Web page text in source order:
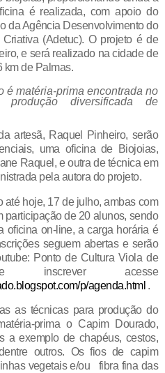
é realizada, com apoio do
da Agência Desenvolvimento do
(Adetuc). O projeto é de
e será realizado na cidade de
km de Palmas.
é matéria-prima encontrada no
diversificada de
artesã, Raquel Pinheiro, serão
uma oficina de Biojoias,
Raquel, e outra de técnica em
pela autora do projeto.
hoje, 17 de julho, ambas com
participação de 20 alunos, sendo
oficina on-line, a carga horária é
seguem abertas e serão
Ponto de Cultura Viola de
inscrever acesse
p/agenda.html .
as técnicas para produção do
prima o Capim Dourado,
a exemplo de chapéus, cestos,
outros. Os fios de capim
vegetais e/ou fibra fina das